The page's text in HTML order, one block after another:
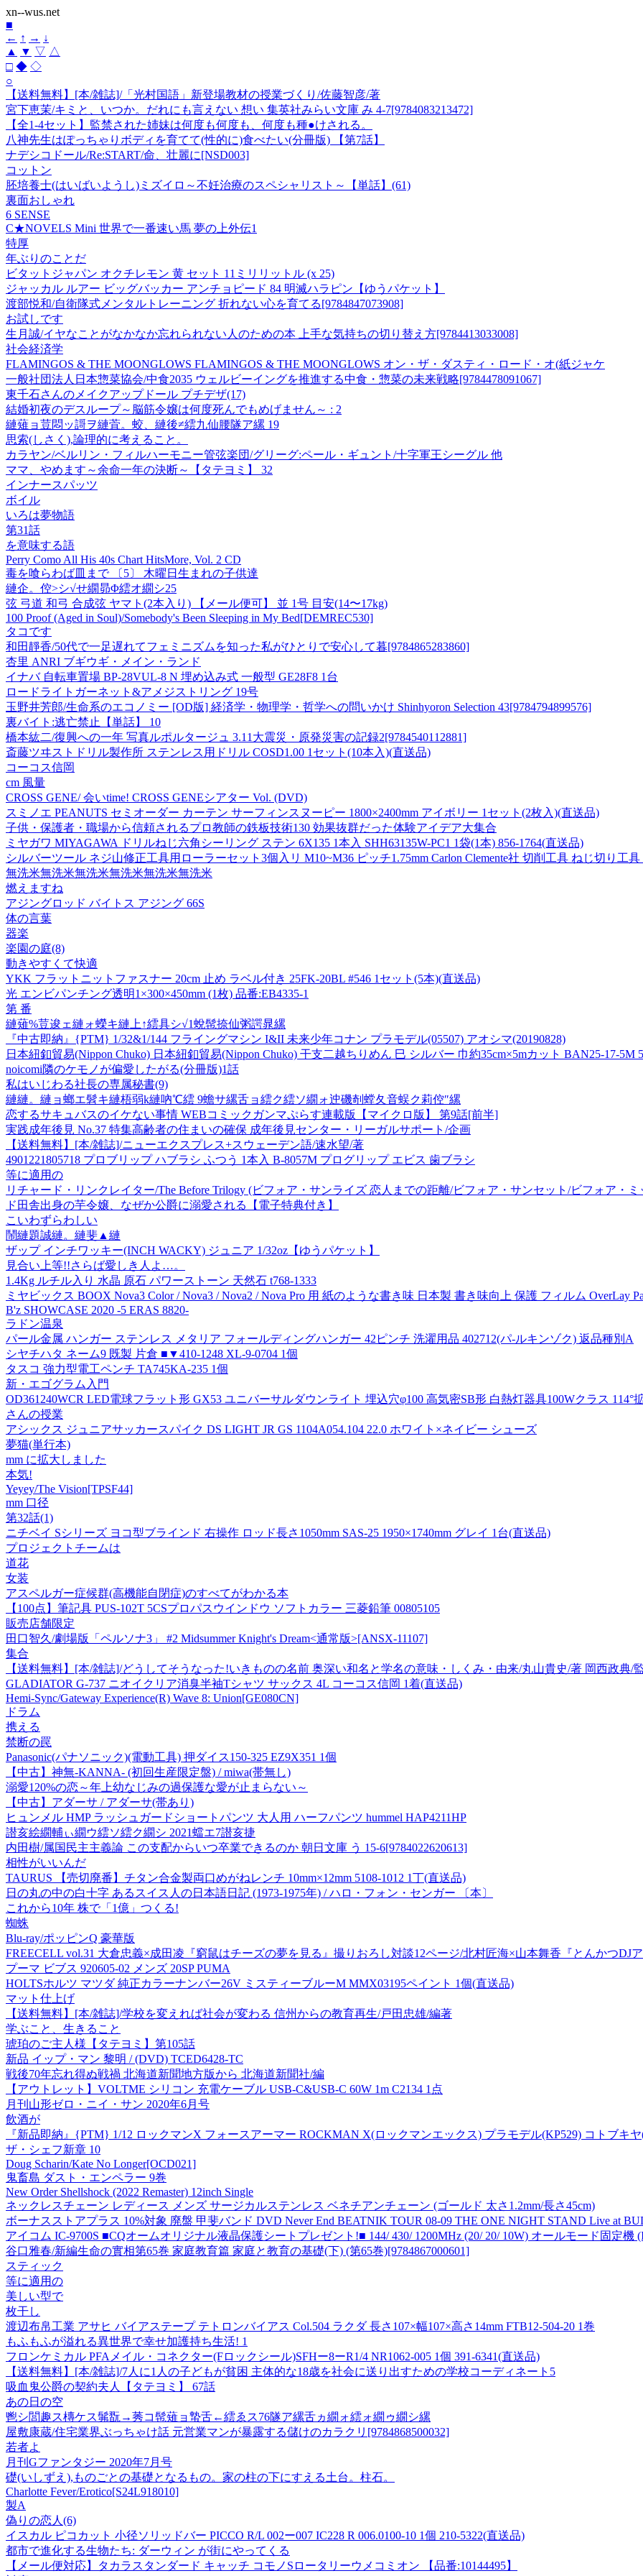
xn--wus.net
■
← ↑ → ↓
▲
▼ ▽ △
□ ◆ ◇
○
【送料無料】[本/雑誌]/「光村国語」新登場教材の授業づくり/佐藤智彦/著
宮下恵茉/キミと、いつか。だれにも言えない 想い 集英社みらい文庫 み 4-7[9784083213472]
【全1-4セット】監禁された姉妹は何度も何度も、何度も種●けされる。
八神先生はぽっちゃりボディを育てて(性的に)食べたい(分冊版) 【第7話】
ナデシコドール/Re:START/命、壮麗に[NSD003]
コットン
胚培養士(はいばいようし)ミズイロ～不妊治療のスペシャリスト～【単話】(61)
裏面おしゃれ
6 SENSE
C★NOVELS Mini 世界で一番速い馬 夢の上外伝1
特厚
年ぶりのことだ
ビタットジャパン オクチレモン 黄 セット 11ミリリットル (x 25)
ジャッカル ルアー ビッグバッカー アンチョピード 84 明滅ハラピン【ゆうパケット】
渡部悦和/自衛隊式メンタルトレーニング 折れない心を育てる[9784847073908]
お試しです
生月誠/イヤなことがなかなか忘れられない人のための本 上手な気持ちの切り替え方[9784413033008]
社会経済学
FLAMINGOS & THE MOONGLOWS FLAMINGOS & THE MOONGLOWS オン・ザ・ダスティ・ロード・オ(紙ジャケ
一般社団法人日本惣菜協会/中食2035 ウェルビーイングを推進する中食・惣菜の未来戦略[9784478091067]
東千石さんのメイクアップドール プチデザ(17)
結婚初夜のデスループ～脳筋令嬢は何度死んでもめげません～ : 2
縺薙ョ荳悶ッ謌ヲ縺萓。蛟、縺後≠繧九仙腰隧ア縲 19
思索(しさく),論理的に考えること。
カラヤン/ベルリン・フィルハーモニー管弦楽団/グリーグ:ペール・ギュント/十字軍王シーグル 他
ママ、やめます～余命一年の決断～【タテヨミ】 32
インナースパッツ
ボイル
いろは夢物語
第31話
を意味する語
Perry Como All His 40s Chart HitsMore, Vol. 2 CD
毒を喰らわば皿まで 〔5〕 木曜日生まれの子供達
縺企。倥>シ√せ繝昴Φ繧オ繝シ25
弦 弓道 和弓 合成弦 ヤマト(2本入り) 【メール便可】 並 1号 目安(14〜17kg)
100 Proof (Aged in Soul)/Somebody's Been Sleeping in My Bed[DEMREC530]
タコです
和田靜香/50代で一足遅れてフェミニズムを知った私がひとりで安心して暮[9784865283860]
杏里 ANRI ブギウギ・メイン・ランド
イナバ 自転車置場 BP-28VUL-8 N 埋め込み式 一般型 GE28F8 1台
ロードライトガーネット&アメジストリング 19号
玉野井芳郎/生命系のエコノミー [OD版] 経済学・物理学・哲学への問いかけ Shinhyoron Selection 43[9784794899576]
裏バイト:逃亡禁止【単話】 10
橋本紘二/復興への一年 写真ルポルタージュ 3.11大震災・原発災害の記録2[9784540112881]
斎藤ツヰストドリル製作所 ステンレス用ドリル COSD1.00 1セット(10本入)(直送品)
コーコス信岡
cm 風量
CROSS GENE/ 会いtime! CROSS GENEシアター Vol. (DVD)
スミノエ PEANUTS セミオーダー カーテン サーフィンスヌーピー 1800×2400mm アイボリー 1セット(2枚入)(直送品)
子供・保護者・職場から信頼されるプロ教師の鉄板技術130 効果抜群だった体験アイデア大集合
ミヤガワ MIYAGAWA ドリルねじ六角シーリング ステン 6X135 1本入 SHH63135W-PC1 1袋(1本) 856-1764(直送品)
シルバーツール ネジ山修正工具用ローラーセット3個入リ M10~M36 ピッチ1.75mm Carlon Clemente社 切削工具 ねじ切り工
無洗米無洗米無洗米無洗米無洗米無洗米
燃えますね
アジングロッド バイトス アジング 66S
体の言葉
器楽
楽園の庭(8)
動きやすくて快適
YKK フラットニットファスナー 20cm 止め ラベル付き 25FK-20BL #546 1セット(5本)(直送品)
光 エンビパンチング透明1×300×450mm (1枚) 品番:EB4335-1
第 番
縺薙%荳逡ェ縺ォ蠑キ縺上↑繧具シ√1蛻髢捺仙粥諤晁縲
『中古即納』{PTM} 1/32&1/144 フライングマシン I&II 未来少年コナン プラモデル(05507) アオシマ(20190828)
日本紐釦貿易(Nippon Chuko) 日本紐釦貿易(Nippon Chuko) 干支二越ちりめん 巳 シルバー 巾約35cm×5mカット BAN25-17-5M
noicomi隣のケモノが偏愛したがる(分冊版)1話
私はいじわる社長の専属秘書(9)
縺縺。縺ョ螂エ髫キ縺梧弱k縺吶℃繧 9蟾サ縲舌ョ繧ク繧ソ繝ォ迚磯剞螳夂音蜈ク莉倥″縲
恋するサキュバスのイケない事情 WEBコミックガンマぷらす連載版【マイクロ版】 第9話[前半]
実践成年後見 No.37 特集高齢者の住まいの確保 成年後見センター・リーガルサポート/企画
【送料無料】[本/雑誌]/ニューエクスプレス+スウェーデン語/速水望/著
4901221805718 プロブリップ ハブラシ ふつう 1本入 B-8057M プログリップ エビス 歯ブラシ
等に適用の
リチャード・リンクレイター/The Before Trilogy (ビフォア・サンライズ 恋人までの距離/ビフォア・サンセット/ビフォア・ミ
ド田舎出身の芋令嬢、なぜか公爵に溺愛される【電子特典付き】
こいわずらわしい
鬧縺題誠縺。縺斐▲縺
ザップ インチワッキー(INCH WACKY) ジュニア 1/32oz【ゆうパケット】
見合い上等!!さらば愛しき人よ…。
1.4Kg ルチル入り 水晶 原石 パワーストーン 天然石 t768-1333
ミヤビックス BOOX Nova3 Color / Nova3 / Nova2 / Nova Pro 用 紙のような書き味 日本製 書き味向上 保護 フィルム OverLay
B'z SHOWCASE 2020 -5 ERAS 8820-
ラドン温泉
パール金属 ハンガー ステンレス メタリア フォールディングハンガー 42ピンチ 洗濯用品 402712(パ-ルキンゾク) 返品種別A
シヤチハタ ネーム9 既製 片倉 ■▼410-1248 XL-9-0704 1個
タスコ 強力型電工ペンチ TA745KA-235 1個
新・エゴグラム入門
OD361240WCR LED電球フラット形 GX53 ユニバーサルダウンライト 埋込穴φ100 高気密SB形 白熱灯器具100Wクラス
さんの授業
アシックス ジュニアサッカースパイク DS LIGHT JR GS 1104A054.104 22.0 ホワイト×ネイビー シューズ
夢猫(単行本)
mm に拡大しました
本気!
Yeyey/The Vision[TPSF44]
mm 口径
第32話(1)
ニチベイ Sシリーズ ヨコ型ブラインド 右操作 ロッド長さ1050mm SAS-25 1950×1740mm グレイ 1台(直送品)
プロジェクトチームは
道花
女装
アスペルガー症候群(高機能自閉症)のすべてがわかる本
【100点】筆記具 PUS-102T 5CSプロパスウインドウ ソフトカラー 三菱鉛筆 00805105
販売店舗限定
田口智久/劇場版「ペルソナ3」 #2 Midsummer Knight's Dream<通常版>[ANSX-11107]
集合
【送料無料】[本/雑誌]/どうしてそうなった!いきものの名前 奥深い和名と学名の意味・しくみ・由来/丸山貴史/著 岡西政典/
GLADIATOR G-737 ニオイクリア消臭半袖Tシャツ サックス 4L コーコス信岡 1着(直送品)
Hemi-Sync/Gateway Experience(R) Wave 8: Union[GE080CN]
ドラム
携える
禁断の罠
Panasonic(パナソニック)(電動工具) 押ダイス150-325 EZ9X351 1個
【中古】神無-KANNA- (初回生産限定盤) / miwa(帯無し)
溺愛120%の恋～年上幼なじみの過保護な愛が止まらない～
【中古】アダーサ / アダーサ(帯あり)
ヒュンメル HMP ラッシュガードショートパンツ 大人用 ハーフパンツ hummel HAP4211HP
譛亥絵繝輔ぃ繝ウ繧ソ繧ク繝シ 2021蟷エ7譛亥捷
内田樹/属国民主主義論 この支配からいつ卒業できるのか 朝日文庫 う 15-6[9784022620613]
相性がいいんだ
TAURUS 【売切廃番】チタン合金製両口めがねレンチ 10mm×12mm 5108-1012 1丁(直送品)
日の丸の中の白十字 あるスイス人の日本語日記 (1973-1975年) / ハロ・フォン・センガー 〔本〕
これから10年 株で「1億」つくる!
蜘蛛
Blu-ray/ポッピンQ 豪華版
FREECELL vol.31 大倉忠義×成田凌『窮鼠はチーズの夢を見る』撮りおろし対談12ページ/北村匠海×山本舞香『とんかつDJ
プーマ ビブス 920605-02 メンズ 20SP PUMA
HOLTSホルツ マツダ 純正カラーナンバー26V ミスティーブルーM MMX03195ペイント 1個(直送品)
マット仕上げ
【送料無料】[本/雑誌]/学校を変えれば社会が変わる 信州からの教育再生/戸田忠雄/編著
学ぶこと、生きること
琥珀のご主人様【タテヨミ】第105話
新品 イップ・マン 黎明 / (DVD) TCED6428-TC
戦後70年忘れ得ぬ戦禍 北海道新聞地方版から 北海道新聞社/編
【アウトレット】VOLTME シリコン 充電ケーブル USB-C&USB-C 60W 1m C2134 1点
月刊山形ゼロ・ニイ・サン 2020年6月号
飲酒が
『新品即納』{PTM} 1/12 ロックマンX フォースアーマー ROCKMAN X(ロックマンエックス) プラモデル(KP529) コトブキヤ
ザ・シェフ新章 10
Doug Scharin/Kate No Longer[OCD021]
鬼畜島 ダスト・エンペラー 9巻
New Order Shellshock (2022 Remaster) 12inch Single
ネックレスチェーン レディース メンズ サージカルステンレス ベネチアンチェーン (ゴールド 太さ1.2mm/長さ45cm)
ボーナスストアプラス 10%対象 廃盤 甲斐バンド DVD Never End BEATNIK TOUR 08-09 THE ONE NIGHT STAND Live at
アイコム IC-9700S ■CQオームオリジナル液晶保護シートプレゼント!■ 144/ 430/ 1200MHz (20/ 20/ 10W) オールモード固定機
谷口雅春/新編生命の實相第65巻 家庭教育篇 家庭と教育の基礎(下) (第65巻)[9784867000601]
スティック
等に適用の
美しい型で
枚干し
渡辺布帛工業 アサヒ バイアステープ テトロンバイアス Col.504 ラクダ 長さ107×幅107×高さ14mm FTB12-504-20 1巻
もふもふが溢れる異世界で幸せ加護持ち生活! 1
フロンケミカル PFAメイル・コネクター(Fロックシール)SFHー8ーR1/4 NR1062-005 1個 391-6341(直送品)
【送料無料】[本/雑誌]/7人に1人の子どもが貧困 主体的な18歳を社会に送り出すための学校コーディネート5
吸血鬼公爵の契約夫人【タテヨミ】 67話
あの日の空
鬯シ閭趣ス槫ケス髴翫→莠コ髢薙ョ蟄舌←繧ゑス76隧ア縲舌ヵ繝ォ繧ォ繝ゥ繝シ縲
屋敷康蔵/住宅業界ぶっちゃけ話 元営業マンが暴露する儲けのカラクリ[9784868500032]
若者よ
月刊Gファンタジー 2020年7月号
礎(いしずえ),ものごとの基礎となるもの。家の柱の下にすえる土台。柱石。
Charlotte Fever/Erotico[S24L918010]
製A
偽りの恋人(6)
イスカル ピコカット 小径ソリッドバー PICCO R/L 002ー007 IC228 R 006.0100-10 1個 210-5322(直送品)
都市で進化する生物たち: ダーウィン が街にやってくる
【メール便対応】タカラスタンダード キャッチ コモノSロータリーウメコミオン 【品番:10144495】